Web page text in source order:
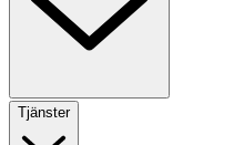
Tjänster